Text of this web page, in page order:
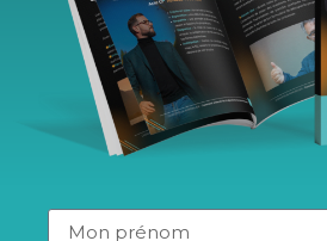
absolument pas faire est de croire
arriver et donc de ne pas l’anticiper.
conseils que je te donne dans mes
Pour finir !
dessous.